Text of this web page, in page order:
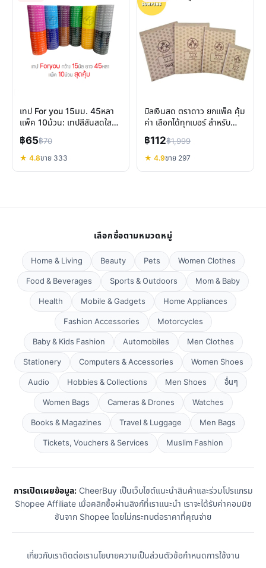
เทป For you 15มม. 45หลา
แพ็ค 10ม้วน: เทปสีสันสดใส
สำหรับทุกงาน
฿65฿70
★ 4.8ขาย 333
บิลเงินสด ตราดาว ยกแพ็ค คุ้ม
ค่า เลือกได้ทุกเบอร์ สำหรับ
ธุรกิจและร้านค้า
฿112฿1,999
★ 4.9ขาย 297
เลือกซื้อตามหมวดหมู่
Home & Living Beauty Pets
Women Clothes
Food & Beverages
Sports & Outdoors
Mom & Baby
Health
Mobile & Gadgets
Home Appliances
Fashion Accessories
Motorcycles
Baby & Kids Fashion
Automobiles
Men Clothes
Stationery
Computers & Accessories
Women Shoes
Audio
Hobbies & Collections Men Shoes
อื่นๆ
Women Bags
Cameras & Drones
Watches
Books & Magazines
Travel & Luggage
Men Bags
Tickets, Vouchers & Services
Muslim Fashion
การเปิดเผยข้อมูล:CheerBuy เป็นเว็บไซต์แนะนำสินค้าและร่วมโปรแกรม
Shopee Affiliate เมื่อคลิกซื้อผ่านลิงก์ที่เราแนะนำ เราจะได้รับค่าคอมมิช
ชันจาก Shopee โดยไม่กระทบต่อราคาที่คุณจ่าย
เกี่ยวกับเราติดต่อเรานโยบายความเป็นส่วนตัวข้อกำหนดการใช้งาน